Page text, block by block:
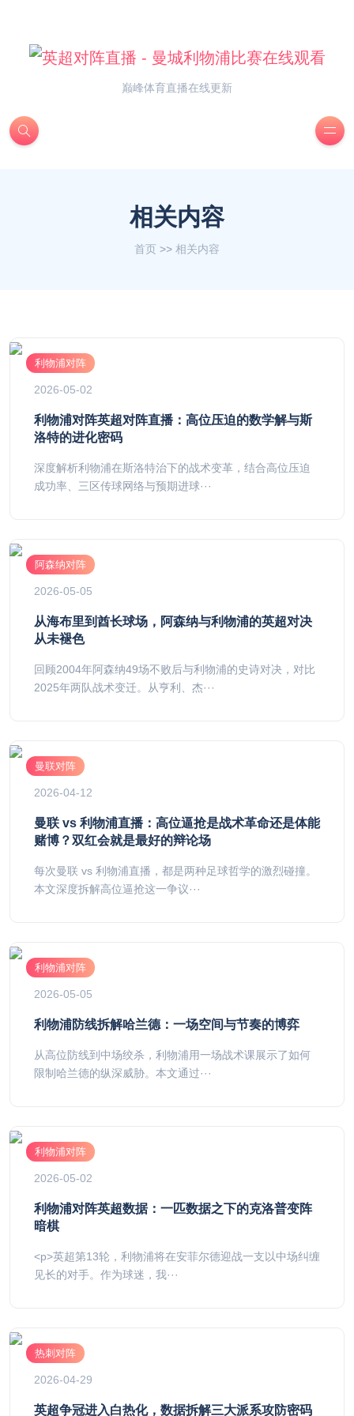
巅峰体育直播在线更新
相关内容
首页 >> 相关内容
利物浦对阵
2026-05-02
利物浦对阵英超对阵直播：高位压迫的数学解与斯
洛特的进化密码
深度解析利物浦在斯洛特治下的战术变革，结合高位压迫
成功率、三区传球网络与预期进球···
阿森纳对阵
2026-05-05
从海布里到酋长球场，阿森纳与利物浦的英超对决
从未褪色
回顾2004年阿森纳49场不败后与利物浦的史诗对决，对比
2025年两队战术变迁。从亨利、杰···
曼联对阵
2026-04-12
曼联 vs 利物浦直播：高位逼抢是战术革命还是体能
赌博？双红会就是最好的辩论场
每次曼联 vs 利物浦直播，都是两种足球哲学的激烈碰撞。
本文深度拆解高位逼抢这一争议···
利物浦对阵
2026-05-05
利物浦防线拆解哈兰德：一场空间与节奏的博弈
从高位防线到中场绞杀，利物浦用一场战术课展示了如何
限制哈兰德的纵深威胁。本文通过···
利物浦对阵
2026-05-02
利物浦对阵英超数据：一匹数据之下的克洛普变阵
暗棋
<p>英超第13轮，利物浦将在安菲尔德迎战一支以中场纠缠
见长的对手。作为球迷，我···
热刺对阵
2026-04-29
英超争冠进入白热化，数据拆解三大派系攻防密码